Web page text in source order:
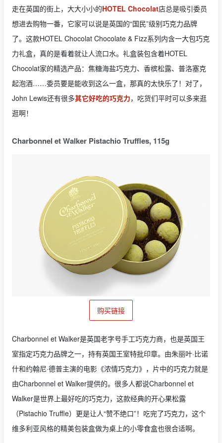
走在英国的街上，大大小小的HOTEL Chocolat店总是吸引委员
想进去购物一番，它家可以说是英国的“国民”级别巧克力品牌
了。这款HOTEL Chocolat Chocolate & Fizz系列内含一大包巧克
力礼盒，真的是看着就让人流口水。礼盒装包含着HOTEL
Chocolat家的精选产品：焦糖海盐巧克力、香槟松露、普洛塞克
起泡酒……委员要是能收到这么一盒，那真的太快乐了！对了，
John Lewis还有很多其它好吃的巧克力，吃货们平时可以多来逛
逛啊！
Charbonnel et Walker Pistachio Truffles, 115g
购买链接
Charbonnel et Walker是英国老字号手工巧克力商，也是英国王
室指定巧克力品牌之一，持有英国王室特批印章。由朱丽叶·比诺
什和约翰尼·德普主演的电影《浓情巧克力》，片中的巧克力就是
由Charbonnel et Walker提供的。很多人都说Charbonnel et
Walker是世界上最好吃的巧克力，这款经典的开心果松露
（Pistachio Truffle）更是让人“赞不绝口”！吃完了巧克力，这个
维多利亚风格的精美包装盒做为桌上的小零食盒也很合适啊。